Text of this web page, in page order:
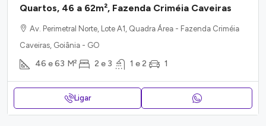
Quartos, 46 a 62m², Fazenda Criméia Caveiras
Av. Perimetral Norte, Lote A1, Quadra Área - Fazenda Criméia
Caveiras, Goiânia - GO
46 e 63 M² 2 e 3 1 e 2 1
Ligar